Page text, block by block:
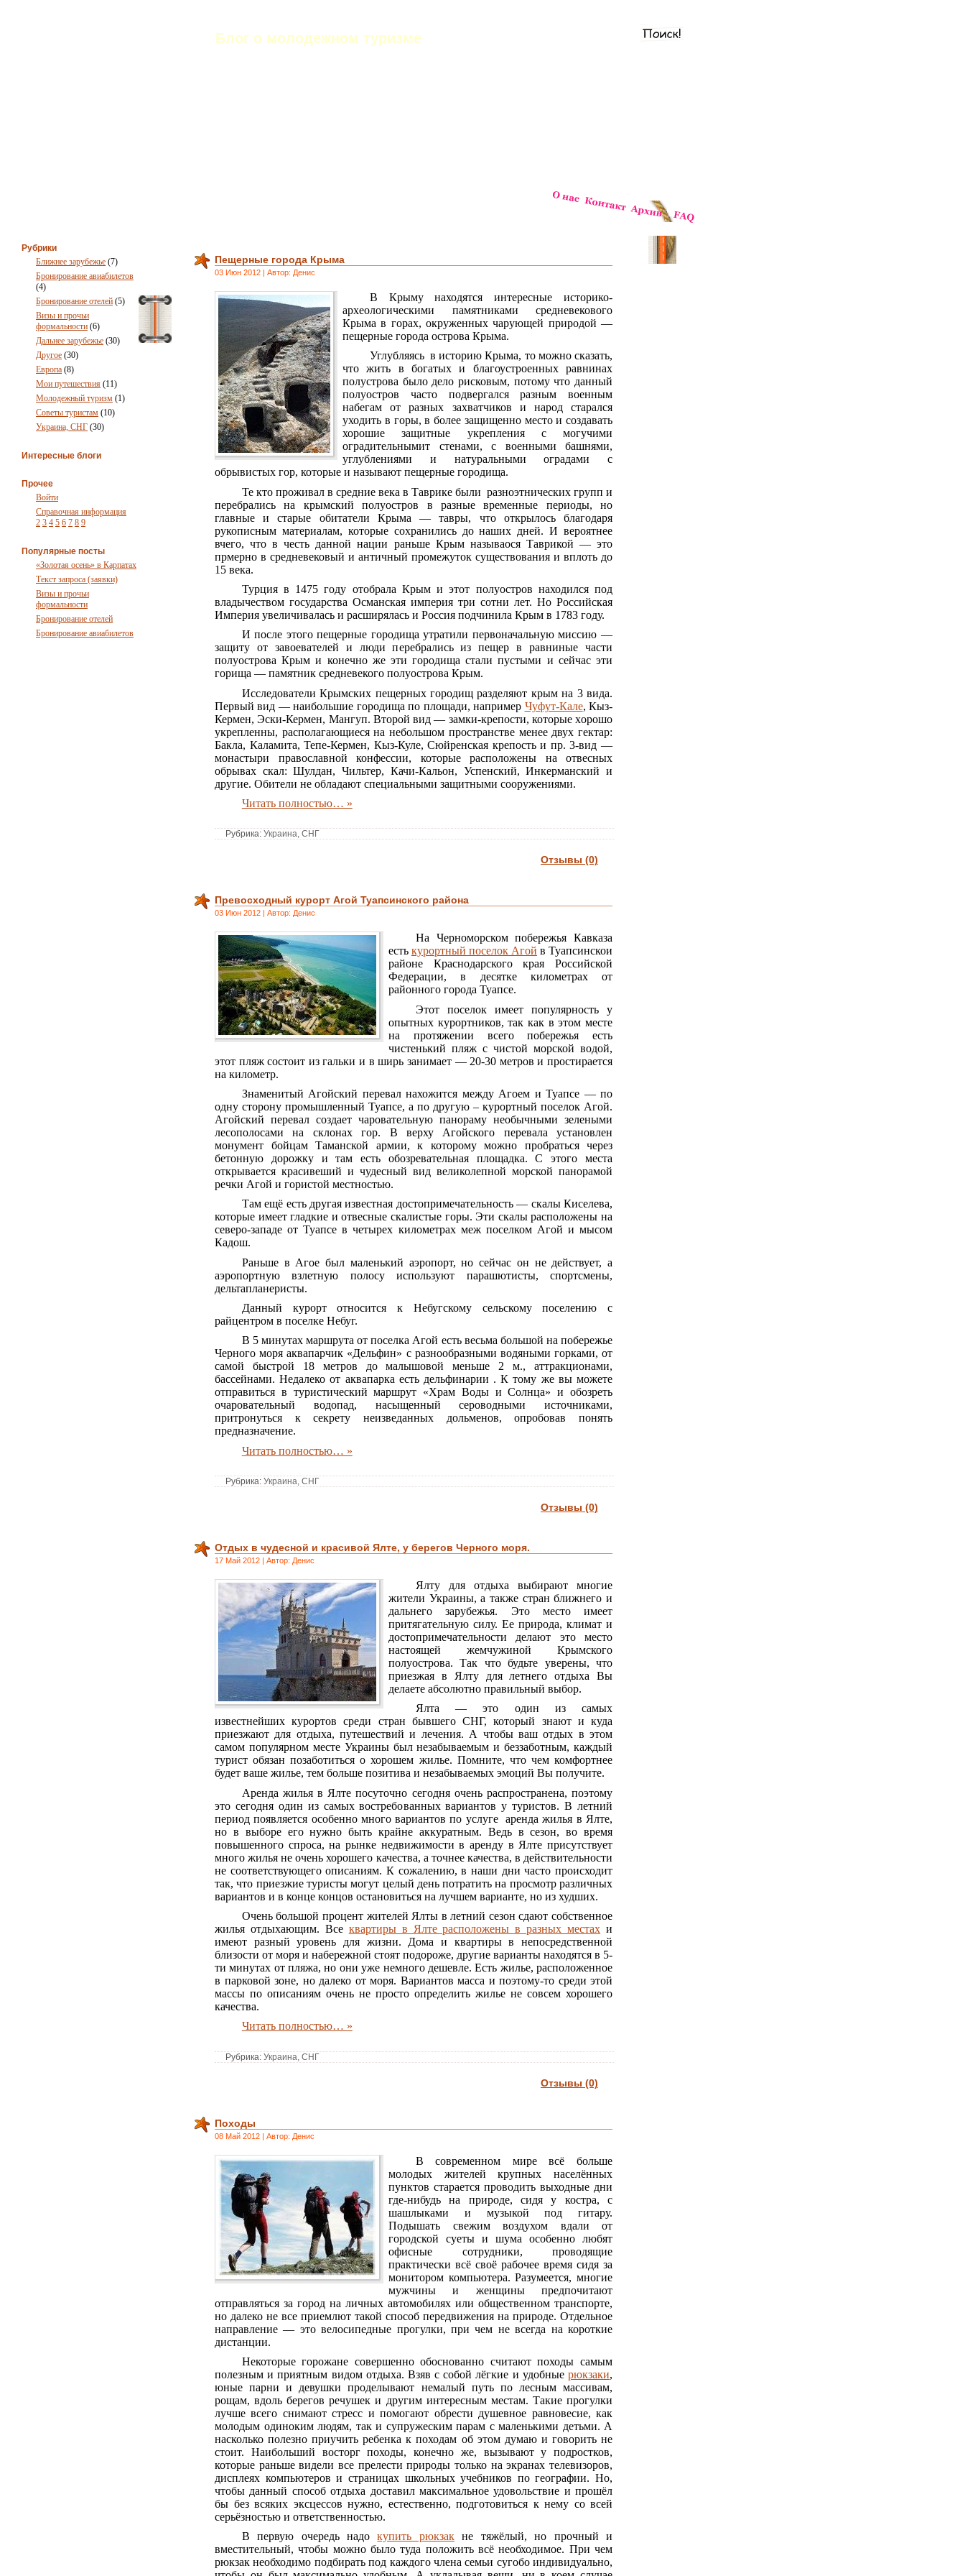
Блог о молодежном туризме
Рубрики
Ближнее зарубежье (7)
Бронирование авиабилетов
(4)
Бронирование отелей (5)
Визы и прочьи
формальности (6)
Дальнее зарубежье (30)
Другое (30)
Европа (8)
Мои путешествия (11)
Молодежный туризм (1)
Советы туристам (10)
Украина, СНГ (30)
Интересные блоги
Прочее
Войти
Справочная информация
2 3 4 5 6 7 8 9
Популярные посты
«Золотая осень» в Карпатах
Текст запроса (заявки)
Визы и прочьи
формальности
Бронирование отелей
Бронирование авиабилетов
Пещерные города Крыма
03 Июн 2012 | Автор: Денис
В Крыму находятся интересные историко-
археологическими памятниками средневекового
Крыма в горах, окруженных чарующей природой —
пещерные города острова Крыма.
Углубляясь в историю Крыма, то можно сказать,
что жить в богатых и благоустроенных равнинах
полустрова было дело рисковым, потому что данный
полуостров часто подвергался разным военным
набегам от разных захватчиков и народ старался
уходить в горы, в более защищенно место и создавать
хорошие защитные укрепления с могучими
оградительнымит стенами, с военными башнями,
углублениями и натуральными оградами с
обрывистых гор, которые и называют пещерные городища.
Те кто проживал в средние века в Таврике были разноэтнических групп и
перебрались на крымский полуостров в разные временные периоды, но
главные и старые обитатели Крыма — тавры, что открылось благодаря
рукописным материалам, которые сохранились до наших дней. И вероятнее
вчего, что в честь данной нации раньше Крым называося Таврикой — это
прмерно в средневековый и античный промежуток существования и вплоть до
15 века.
Турция в 1475 году отобрала Крым и этот полуостров находился под
владычеством государства Османская империя три сотни лет. Но Российская
Империя увеличивалась и расширялась и Россия подчинила Крым в 1783 году.
И после этого пещерные городища утратили первоначальную миссию —
защиту от завоевателей и люди перебрались из пещер в равниные части
полуострова Крым и конечно же эти городища стали пустыми и сейчас эти
горища — памятник средневекого полуострова Крым.
Исследователи Крымских пещерных городищ разделяют крым на 3 вида.
Первый вид — наибольшие городища по площади, например Чуфут-Кале, Кыз-
Кермен, Эски-Кермен, Мангуп. Второй вид — замки-крепости, которые xорошо
укрепленны, располагающиеся на небольшом пространстве менее двух гектар:
Бакла, Каламита, Тепе-Кермен, Кыз-Куле, Сюйренская крепость и пр. 3-вид —
монастыри православной конфессии, которые расположены на отвесных
обрывах скал: Шулдан, Чильтер, Качи-Кальон, Успенский, Инкерманский и
другие. Обители не обладают специальными защитными сооружениями.
Читать полностью… »
Рубрика: Украина, СНГ
Отзывы (0)
Превосходный курорт Агой Туапсинского района
03 Июн 2012 | Автор: Денис
На Черноморском побережья Кавказа
есть курортный поселок Агой в Туапсинскои
районе Краснодарского края Российской
Федерации, в десятке километрах от
районного города Туапсе.
Этот поселок имеет популярность у
опытных курортников, так как в этом месте
на протяжении всего побережья есть
чистенький пляж с чистой морской водой,
этот пляж состоит из гальки и в ширь занимает — 20-30 метров и простирается
на километр.
Знаменитый Агойский перевал нахожится между Агоем и Туапсе — по
одну сторону промышленный Туапсе, а по другую – курортный поселок Агой.
Агойский перевал создает чаровательную панораму необычными зелеными
лесополосами на склонах гор. В верху Агойского перевала установлен
монумент бойцам Таманской армии, к которому можно пробраться через
бетонную дорожку и там есть обозревательная площадка. С этого места
открывается красивеший и чудесный вид великолепной морской панорамой
речки Агой и гористой местностью.
Там ещё есть другая известная достопримечательность — скалы Киселева,
которые имеет гладкие и отвесные скалистые горы. Эти скалы расположены на
северо-западе от Туапсе в четырех километрах меж поселком Агой и мысом
Кадош.
Раньше в Агое был маленький аэропорт, но сейчас он не действует, а
аэропортную взлетную полосу используют парашютисты, спортсмены,
дельтапланеристы.
Данный курорт относится к Небугскому сельскому поселению с
райцентром в поселке Небуг.
В 5 минутах маршрута от поселка Агой есть весьма большой на побережье
Черного моря аквапарчик «Дельфин» с разнообразными водяными горками, от
самой быстрой 18 метров до малышовой меньше 2 м., аттракционами,
бассейнами. Недалеко от аквапарка есть дельфинарии . К тому же вы можете
отправиться в туристический маршрут «Храм Воды и Солнца» и обозреть
очаровательный водопад, насыщенный сероводными источниками,
притронуться к секрету неизведанных дольменов, опробовав понять
предназначение.
Читать полностью… »
Рубрика: Украина, СНГ
Отзывы (0)
Отдых в чудесной и красивой Ялте, у берегов Черного моря.
17 Май 2012 | Автор: Денис
Ялту для отдыха выбирают многие
жители Украины, а также стран ближнего и
дальнего зарубежья. Это место имеет
притягательную силу. Ее природа, климат и
достопримечательности делают это место
настоящей жемчужиной Крымского
полуострова. Так что будьте уверены, что
приезжая в Ялту для летнего отдыха Вы
делаете абсолютно правильный выбор.
Ялта — это один из самых
известнейших курортов среди стран бывшего СНГ, который знают и куда
приезжают для отдыха, путешествий и лечения. А чтобы ваш отдых в этом
самом популярном месте Украины был незабываемым и беззаботным, каждый
турист обязан позаботиться о хорошем жилье. Помните, что чем комфортнее
будет ваше жилье, тем больше позитива и незабываемых эмоций Вы получите.
Аренда жилья в Ялте посуточно сегодня очень распространена, поэтому
это сегодня один из самых востребованных вариантов у туристов. В летний
период появляется особенно много вариантов по услуге аренда жилья в Ялте,
но в выборе его нужно быть крайне аккуратным. Ведь в сезон, во время
повышенного спроса, на рынке недвижимости в аренду в Ялте присутствует
много жилья не очень хорошего качества, а точнее качества, в действительности
не соответствующего описаниям. К сожалению, в наши дни часто происходит
так, что приезжие туристы могут целый день потратить на просмотр различных
вариантов и в конце концов остановиться на лучшем варианте, но из худших.
Очень большой процент жителей Ялты в летний сезон сдают собственное
жилья отдыхающим. Все квартиры в Ялте расположены в разных местах и
имеют разный уровень для жизни. Дома и квартиры в непосредственной
близости от моря и набережной стоят подороже, другие варианты находятся в 5-
ти минутах от пляжа, но они уже немного дешевле. Есть жилье, расположенное
в парковой зоне, но далеко от моря. Вариантов масса и поэтому-то среди этой
массы по описаниям очень не просто определить жилье не совсем хорошего
качества.
Читать полностью… »
Рубрика: Украина, СНГ
Отзывы (0)
Походы
08 Май 2012 | Автор: Денис
В современном мире всё больше
молодых жителей крупных населённых
пунктов старается проводить выходные дни
где-нибудь на природе, сидя у костра, с
шашлыками и музыкой под гитару.
Подышать свежим воздухом вдали от
городской суеты и шума особенно любят
офисные сотрудники, проводящие
практически всё своё рабочее время сидя за
монитором компьютера. Разумеется, многие
мужчины и женщины предпочитают
отправляться за город на личных автомобилях или общественном транспорте,
но далеко не все приемлют такой способ передвижения на природе. Отдельное
направление — это велосипедные прогулки, при чем не всегда на короткие
дистанции.
Некоторые горожане совершенно обоснованно считают походы самым
полезным и приятным видом отдыха. Взяв с собой лёгкие и удобные рюкзаки,
юные парни и девушки проделывают немалый путь по лесным массивам,
рощам, вдоль берегов речушек и другим интересным местам. Такие прогулки
лучше всего снимают стресс и помогают обрести душевное равновесие, как
молодым одиноким людям, так и супружеским парам с маленькими детьми. А
насколько полезно приучить ребенка к походам об этом думаю и говорить не
стоит. Наибольший восторг походы, конечно же, вызывают у подростков,
которые раньше видели все прелести природы только на экранах телевизоров,
дисплеях компьютеров и страницах школьных учебников по географии. Но,
чтобы данный способ отдыха доставил максимальное удовольствие и прошёл
бы без всяких эксцессов нужно, естественно, подготовиться к нему со всей
серьёзностью и ответственностью.
В первую очередь надокупить рюкзакне тяжёлый, но прочный и
вместительный, чтобы можно было туда положить всё необходимое. При чем
рюкзак необходимо подбирать под каждого члена семьи сугобо индивидуально,